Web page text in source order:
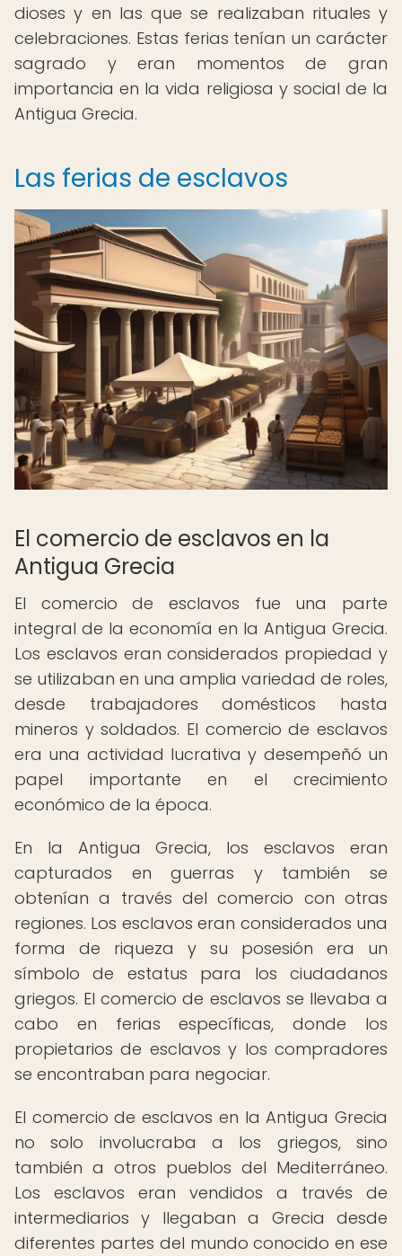
dioses y en las que se realizaban rituales y
celebraciones. Estas ferias tenían un carácter
sagrado y eran momentos de gran
importancia en la vida religiosa y social de la
Antigua Grecia.
Las ferias de esclavos
El comercio de esclavos en la
Antigua Grecia
El comercio de esclavos fue una parte
integral de la economía en la Antigua Grecia.
Los esclavos eran considerados propiedad y
se utilizaban en una amplia variedad de roles,
desde trabajadores domésticos hasta
mineros y soldados. El comercio de esclavos
era una actividad lucrativa y desempeñó un
papel importante en el crecimiento
económico de la época.
En la Antigua Grecia, los esclavos eran
capturados en guerras y también se
obtenían a través del comercio con otras
regiones. Los esclavos eran considerados una
forma de riqueza y su posesión era un
símbolo de estatus para los ciudadanos
griegos. El comercio de esclavos se llevaba a
cabo en ferias específicas, donde los
propietarios de esclavos y los compradores
se encontraban para negociar.
El comercio de esclavos en la Antigua Grecia
no solo involucraba a los griegos, sino
también a otros pueblos del Mediterráneo.
Los esclavos eran vendidos a través de
intermediarios y llegaban a Grecia desde
diferentes partes del mundo conocido en ese